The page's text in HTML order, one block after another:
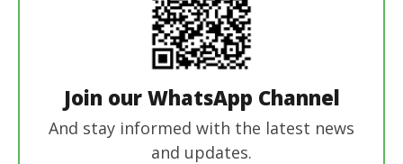
Join our WhatsApp Channel
And stay informed with the latest news
and updates.